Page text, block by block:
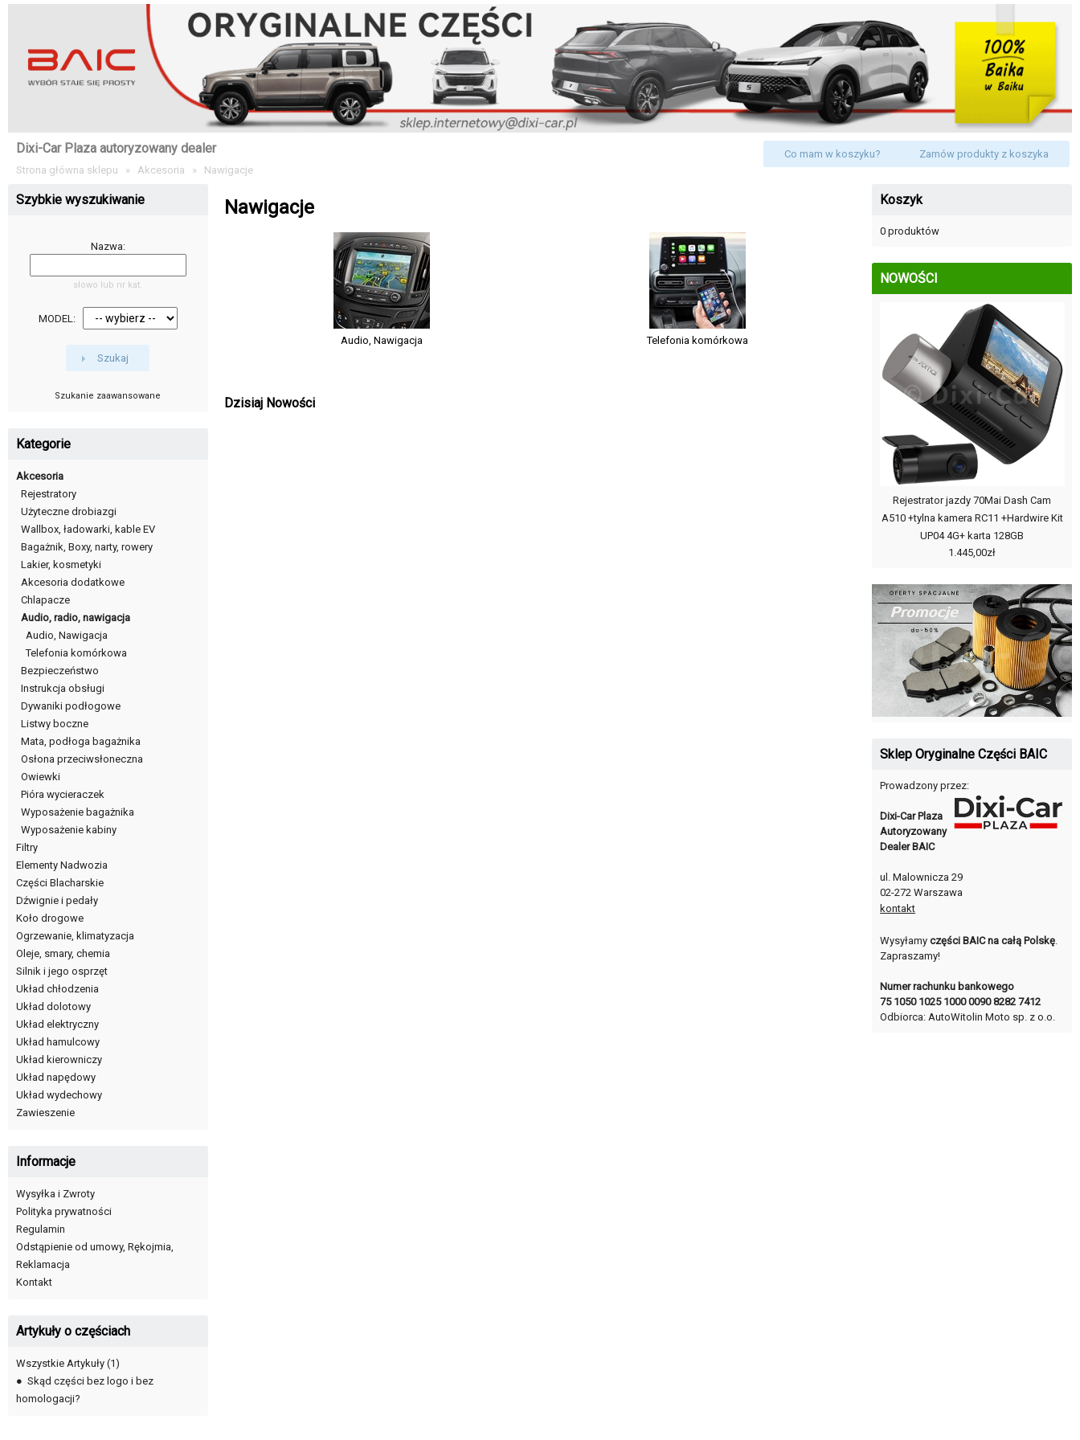
Dixi-Car Plaza autoryzowany dealer
Strona główna sklepu » Akcesoria » Nawigacje
Co mam w koszyku? Zamów produkty z koszyka
Nawigacje
Audio, Nawigacja Telefonia komórkowa
Dzisiaj Nowości
Szybkie wyszukiwanie
Nazwa:
słowo lub nr kat.
MODEL:
Szukaj
Szukanie zaawansowane
Kategorie
Akcesoria
Rejestratory
Użyteczne drobiazgi
Wallbox, ładowarki, kable EV
Bagażnik, Boxy, narty, rowery
Lakier, kosmetyki
Akcesoria dodatkowe
Chlapacze
Audio, radio, nawigacja
Audio, Nawigacja
Telefonia komórkowa
Bezpieczeństwo
Instrukcja obsługi
Dywaniki podłogowe
Listwy boczne
Mata, podłoga bagażnika
Osłona przeciwsłoneczna
Owiewki
Pióra wycieraczek
Wyposażenie bagażnika
Wyposażenie kabiny
Filtry
Elementy Nadwozia
Części Blacharskie
Dźwignie i pedały
Koło drogowe
Ogrzewanie, klimatyzacja
Oleje, smary, chemia
Silnik i jego osprzęt
Układ chłodzenia
Układ dolotowy
Układ elektryczny
Układ hamulcowy
Układ kierowniczy
Układ napędowy
Układ wydechowy
Zawieszenie
Informacje
Wysyłka i Zwroty
Polityka prywatności
Regulamin
Odstąpienie od umowy, Rękojmia,
Reklamacja
Kontakt
Artykuły o częściach
Wszystkie Artykuły (1)
● Skąd części bez logo i bez
homologacji?
Koszyk
0 produktów
NOWOŚCI
Rejestrator jazdy 70Mai Dash Cam
A510 +tylna kamera RC11 +Hardwire Kit
UP04 4G+ karta 128GB
1.445,00zł
Sklep Oryginalne Części BAIC
Prowadzony przez:
Dixi-Car Plaza
Autoryzowany
Dealer BAIC
ul. Malownicza 29
02-272 Warszawa
kontakt
Wysyłamyczęści BAIC na całą Polskę.
Zapraszamy!
Numer rachunku bankowego
75 1050 1025 1000 0090 8282 7412
Odbiorca: AutoWitolin Moto sp. z o.o.